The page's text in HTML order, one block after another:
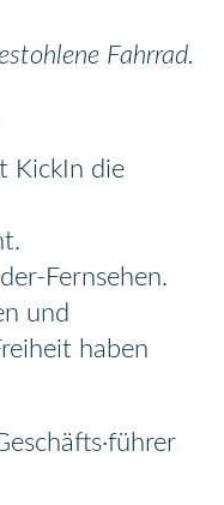
Fahrrad.
KickIn die
Fernsehen.
und
haben